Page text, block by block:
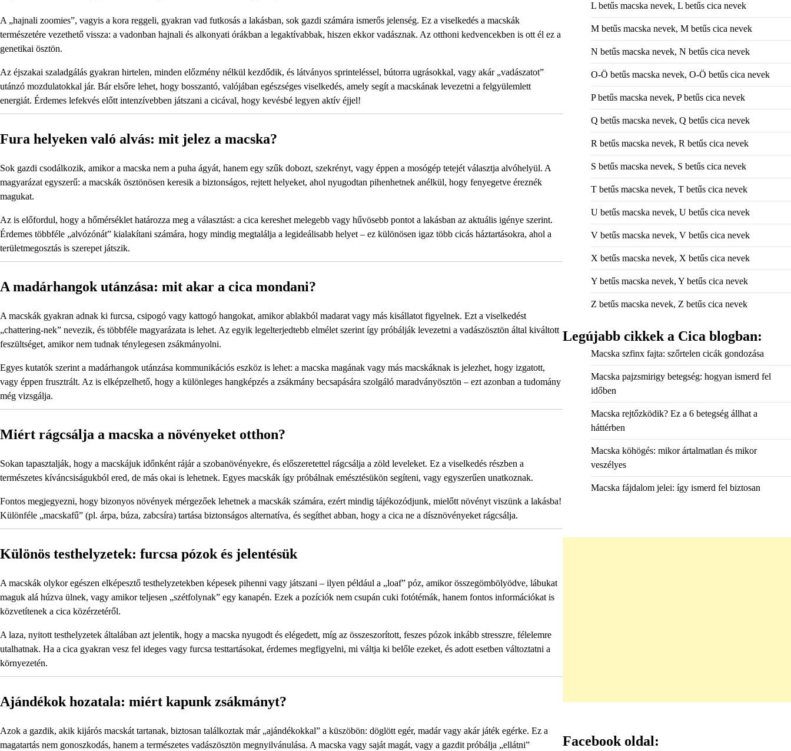
A „hajnali zoomies”, vagyis a kora reggeli, gyakran vad futkosás a lakásban, sok gazdi számára ismerős jelenség. Ez a viselkedés a macskák
természetére vezethető vissza: a vadonban hajnali és alkonyati órákban a legaktívabbak, hiszen ekkor vadásznak. Az otthoni kedvencekben is ott él ez a
genetikai ösztön.
Az éjszakai szaladgálás gyakran hirtelen, minden előzmény nélkül kezdődik, és látványos sprinteléssel, bútorra ugrásokkal, vagy akár „vadászatot”
utánzó mozdulatokkal jár. Bár elsőre lehet, hogy bosszantó, valójában egészséges viselkedés, amely segít a macskának levezetni a felgyülemlett
energiát. Érdemes lefekvés előtt intenzívebben játszani a cicával, hogy kevésbé legyen aktív éjjel!
Fura helyeken való alvás: mit jelez a macska?
Sok gazdi csodálkozik, amikor a macska nem a puha ágyát, hanem egy szűk dobozt, szekrényt, vagy éppen a mosógép tetejét választja alvóhelyül. A
magyarázat egyszerű: a macskák ösztönösen keresik a biztonságos, rejtett helyeket, ahol nyugodtan pihenhetnek anélkül, hogy fenyegetve éreznék
magukat.
Az is előfordul, hogy a hőmérséklet határozza meg a választást: a cica kereshet melegebb vagy hűvösebb pontot a lakásban az aktuális igénye szerint.
Érdemes többféle „alvózónát” kialakítani számára, hogy mindig megtalálja a legideálisabb helyet – ez különösen igaz több cicás háztartásokra, ahol a
területmegosztás is szerepet játszik.
A madárhangok utánzása: mit akar a cica mondani?
A macskák gyakran adnak ki furcsa, csipogó vagy kattogó hangokat, amikor ablakból madarat vagy más kisállatot figyelnek. Ezt a viselkedést
„chattering-nek” nevezik, és többféle magyarázata is lehet. Az egyik legelterjedtebb elmélet szerint így próbálják levezetni a vadászösztön által kiváltott
feszültséget, amikor nem tudnak ténylegesen zsákmányolni.
Egyes kutatók szerint a madárhangok utánzása kommunikációs eszköz is lehet: a macska magának vagy más macskáknak is jelezhet, hogy izgatott,
vagy éppen frusztrált. Az is elképzelhető, hogy a különleges hangképzés a zsákmány becsapására szolgáló maradványösztön – ezt azonban a tudomány
még vizsgálja.
Miért rágcsálja a macska a növényeket otthon?
Sokan tapasztalják, hogy a macskájuk időnként rájár a szobanövényekre, és előszeretettel rágcsálja a zöld leveleket. Ez a viselkedés részben a
természetes kíváncsiságukból ered, de más okai is lehetnek. Egyes macskák így próbálnak emésztésükön segíteni, vagy egyszerűen unatkoznak.
Fontos megjegyezni, hogy bizonyos növények mérgezőek lehetnek a macskák számára, ezért mindig tájékozódjunk, mielőtt növényt viszünk a lakásba!
Különféle „macskafű” (pl. árpa, búza, zabcsíra) tartása biztonságos alternatíva, és segíthet abban, hogy a cica ne a dísznövényeket rágcsálja.
Különös testhelyzetek: furcsa pózok és jelentésük
A macskák olykor egészen elképesztő testhelyzetekben képesek pihenni vagy játszani – ilyen például a „loaf” póz, amikor összegömbölyödve, lábukat
maguk alá húzva ülnek, vagy amikor teljesen „szétfolynak” egy kanapén. Ezek a pozíciók nem csupán cuki fotótémák, hanem fontos információkat is
közvetítenek a cica közérzetéről.
A laza, nyitott testhelyzetek általában azt jelentik, hogy a macska nyugodt és elégedett, míg az összeszorított, feszes pózok inkább stresszre, félelemre
utalhatnak. Ha a cica gyakran vesz fel ideges vagy furcsa testtartásokat, érdemes megfigyelni, mi váltja ki belőle ezeket, és adott esetben változtatni a
környezetén.
Ajándékok hozatala: miért kapunk zsákmányt?
Azok a gazdik, akik kijárós macskát tartanak, biztosan találkoztak már „ajándékokkal” a küszöbön: döglött egér, madár vagy akár játék egérke. Ez a
magatartás nem gonoszkodás, hanem a természetes vadászösztön megnyilvánulása. A macska vagy saját magát, vagy a gazdit próbálja „ellátni”
L betűs macska nevek, L betűs cica nevek
M betűs macska nevek, M betűs cica nevek
N betűs macska nevek, N betűs cica nevek
O-Ö betűs macska nevek, O-Ö betűs cica nevek
P betűs macska nevek, P betűs cica nevek
Q betűs macska nevek, Q betűs cica nevek
R betűs macska nevek, R betűs cica nevek
S betűs macska nevek, S betűs cica nevek
T betűs macska nevek, T betűs cica nevek
U betűs macska nevek, U betűs cica nevek
V betűs macska nevek, V betűs cica nevek
X betűs macska nevek, X betűs cica nevek
Y betűs macska nevek, Y betűs cica nevek
Z betűs macska nevek, Z betűs cica nevek
Legújabb cikkek a Cica blogban:
Macska szfinx fajta: szőrtelen cicák gondozása
Macska pajzsmirigy betegség: hogyan ismerd fel
időben
Macska rejtőzködik? Ez a 6 betegség állhat a
háttérben
Macska köhögés: mikor ártalmatlan és mikor
veszélyes
Macska fájdalom jelei: így ismerd fel biztosan
Facebook oldal: